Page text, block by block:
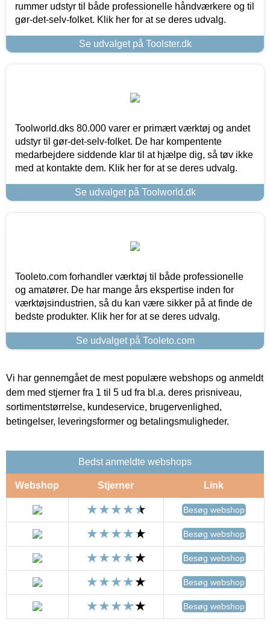
rummer udstyr til både professionelle håndværkere og til
gør-det-selv-folket. Klik her for at se deres udvalg.
Se udvalget på Toolster.dk
Toolworld.dks 80.000 varer er primært værktøj og andet
udstyr til gør-det-selv-folket. De har kompentente
medarbejdere siddende klar til at hjælpe dig, så tøv ikke
med at kontakte dem. Klik her for at se deres udvalg.
Se udvalget på Toolworld.dk
Tooleto.com forhandler værktøj til både professionelle
og amatører. De har mange års ekspertise inden for
værktøjsindustrien, så du kan være sikker på at finde de
bedste produkter. Klik her for at se deres udvalg.
Se udvalget på Tooleto.com
Vi har gennemgået de mest populære webshops og anmeldt
dem med stjerner fra 1 til 5 ud fra bl.a. deres prisniveau,
sortimentstørrelse, kundeservice, brugervenlighed,
betingelser, leveringsformer og betalingsmuligheder.
Bedst anmeldte webshops
Webshop Stjerner Link
Besøg webshop
Besøg webshop
Besøg webshop
Besøg webshop
Besøg webshop